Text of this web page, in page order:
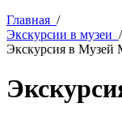
Главная /
Экскурсии в музеи /
Экскурсия в Музей